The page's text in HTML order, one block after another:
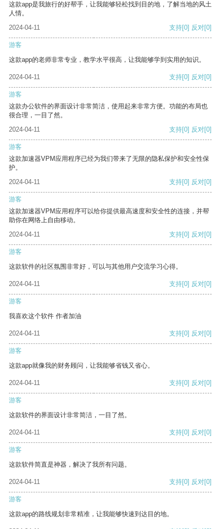
这款app是我旅行的好帮手，让我能够轻松找到目的地，了解当地的风土
人情。
2024-04-11
支持[0] 反对[0]
游客
这款app的老师非常专业，教学水平很高，让我能够学到实用的知识。
2024-04-11 支持[0] 反对[0]
游客
这款办公软件的界面设计非常简洁，使用起来非常方便。功能的布局也
很合理，一目了然。
2024-04-11
支持[0] 反对[0]
游客
这款加速器VPM应用程序已经为我们带来了无限的隐私保护和安全性保
护。
2024-04-11
支持[0] 反对[0]
游客
这款加速器VPM应用程序可以给你提供最高速度和安全性的连接，并帮
助你在网络上自由移动。
2024-04-11
支持[0] 反对[0]
游客
这款软件的社区氛围非常好，可以与其他用户交流学习心得。
2024-04-11 支持[0] 反对[0]
游客
我喜欢这个软件 作者加油
2024-04-11 支持[0] 反对[0]
游客
这款app就像我的财务顾问，让我能够省钱又省心。
2024-04-11 支持[0] 反对[0]
游客
这款软件的界面设计非常简洁，一目了然。
2024-04-11 支持[0] 反对[0]
游客
这款软件简直是神器，解决了我所有问题。
2024-04-11 支持[0] 反对[0]
游客
这款app的路线规划非常精准，让我能够快速到达目的地。